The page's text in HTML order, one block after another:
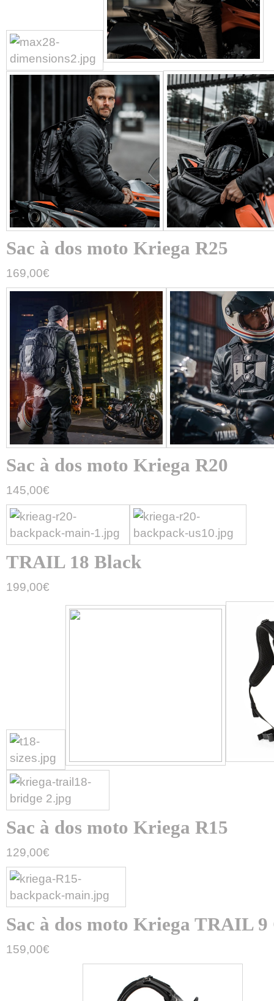
Sac à dos moto Kriega R25
169,00€
Sac à dos moto Kriega R20
145,00€
TRAIL 18 Black
199,00€
Sac à dos moto Kriega R15
129,00€
Sac à dos moto Kriega TRAIL 9
159,00€